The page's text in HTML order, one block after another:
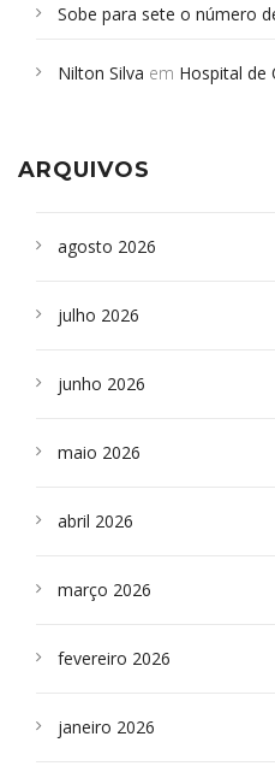
Sobe para sete o número
Campoformosenses que
Nilton Silva em Hospital de
ARQUIVOS
agosto 2026
julho 2026
junho 2026
maio 2026
abril 2026
março 2026
fevereiro 2026
janeiro 2026